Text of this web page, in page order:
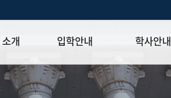
개 입학안내
모집일정
모집요강
학사안내
학사일정표
강의시간표